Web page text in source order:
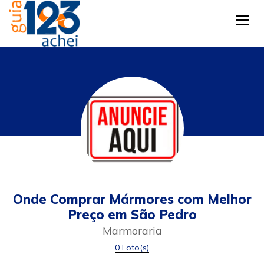
Onde Comprar Mármores com Melhor
Preço em São Pedro
Marmoraria
0 Foto(s)